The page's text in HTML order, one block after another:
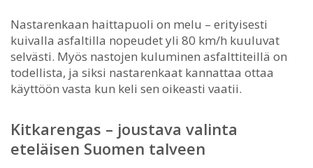
Nastarenkaan haittapuoli on melu – erityisesti
kuivalla asfaltilla nopeudet yli 80 km/h kuuluvat
selvästi. Myös nastojen kuluminen asfalttiteillä on
todellista, ja siksi nastarenkaat kannattaa ottaa
käyttöön vasta kun keli sen oikeasti vaatii.
Kitkarengas – joustava valinta
eteläisen Suomen talveen